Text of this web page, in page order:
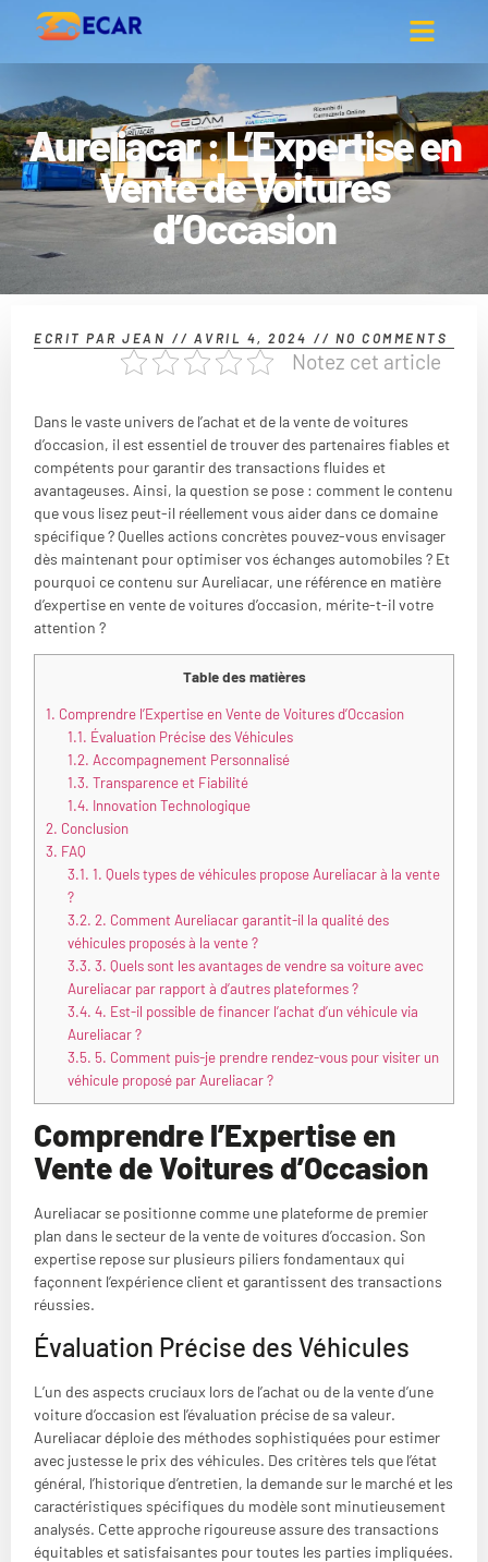
Aureliacar : L’Expertise en
Vente de Voitures
d’Occasion
ECRIT PAR JEAN // AVRIL 4, 2024 // NO COMMENTS
Notez cet article
Dans le vaste univers de l’achat et de la vente de voitures
d’occasion, il est essentiel de trouver des partenaires fiables et
compétents pour garantir des transactions fluides et
avantageuses. Ainsi, la question se pose : comment le contenu
que vous lisez peut-il réellement vous aider dans ce domaine
spécifique ? Quelles actions concrètes pouvez-vous envisager
dès maintenant pour optimiser vos échanges automobiles ? Et
pourquoi ce contenu sur Aureliacar, une référence en matière
d’expertise en vente de voitures d’occasion, mérite-t-il votre
attention ?
Table des matières
1. Comprendre l’Expertise en Vente de Voitures d’Occasion
1.1. Évaluation Précise des Véhicules
1.2. Accompagnement Personnalisé
1.3. Transparence et Fiabilité
1.4. Innovation Technologique
2. Conclusion
3. FAQ
3.1. 1. Quels types de véhicules propose Aureliacar à la vente
?
3.2. 2. Comment Aureliacar garantit-il la qualité des
véhicules proposés à la vente ?
3.3. 3. Quels sont les avantages de vendre sa voiture avec
Aureliacar par rapport à d’autres plateformes ?
3.4. 4. Est-il possible de financer l’achat d’un véhicule via
Aureliacar ?
3.5. 5. Comment puis-je prendre rendez-vous pour visiter un
véhicule proposé par Aureliacar ?
Comprendre l’Expertise en
Vente de Voitures d’Occasion
Aureliacar se positionne comme une plateforme de premier
plan dans le secteur de la vente de voitures d’occasion. Son
expertise repose sur plusieurs piliers fondamentaux qui
façonnent l’expérience client et garantissent des transactions
réussies.
Évaluation Précise des Véhicules
L’un des aspects cruciaux lors de l’achat ou de la vente d’une
voiture d’occasion est l’évaluation précise de sa valeur.
Aureliacar déploie des méthodes sophistiquées pour estimer
avec justesse le prix des véhicules. Des critères tels que l’état
général, l’historique d’entretien, la demande sur le marché et les
caractéristiques spécifiques du modèle sont minutieusement
analysés. Cette approche rigoureuse assure des transactions
équitables et satisfaisantes pour toutes les parties impliquées.